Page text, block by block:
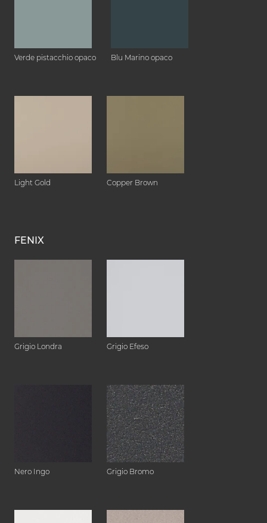
Verde pistacchio opaco Blu Marino opaco
Light Gold Copper Brown
FENIX
Grigio Londra Grigio Efeso
Nero Ingo Grigio Bromo